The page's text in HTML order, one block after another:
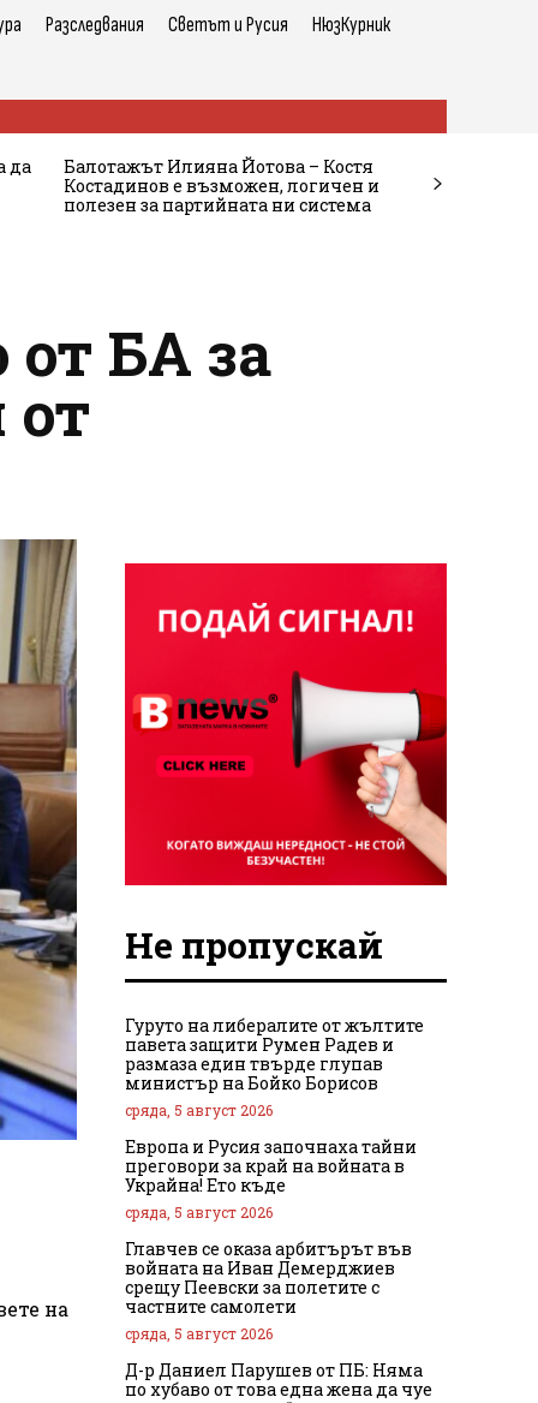
Разследвания Светът и Русия НюзКурник
да
Балотажът Илияна Йотова – Костя
Костадинов е възможен, логичен и
полезен за партийната ни система
БА за
на
Не пропускай
Гуруто на либералите от жълтите
павета защити Румен Радев и
размаза един твърде глупав
министър на Бойко Борисов
сряда, 5 август 2026
Европа и Русия започнаха тайни
преговори за край на войната в
Украйна! Ето къде
сряда, 5 август 2026
Главчев се оказа арбитърът във
войната на Иван Демерджиев
срещу Пеевски за полетите с
частните самолети
сряда, 5 август 2026
Д-р Даниел Парушев от ПБ: Няма
по хубаво от това една жена да чуе